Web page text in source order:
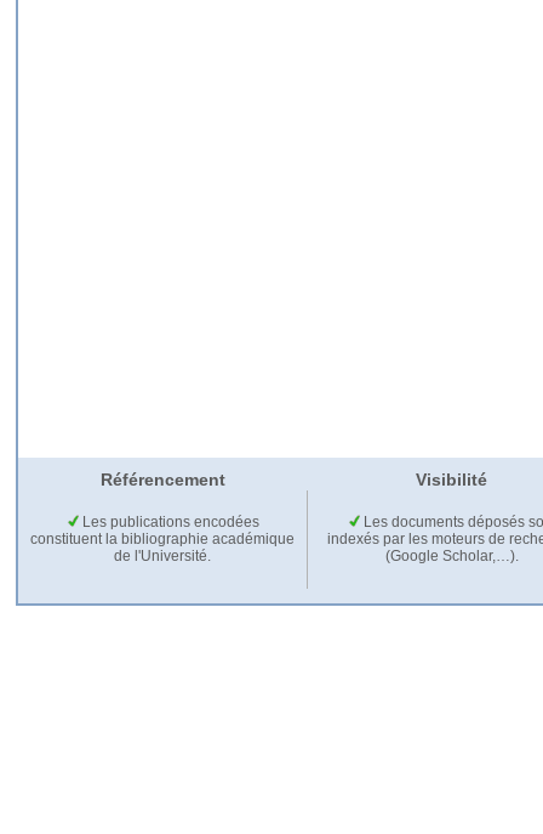
Référencement Visibilité
Les publications encodées
constituent la bibliographie académique
de l'Université.
Les documents déposés
indexés par les moteurs de
(Google Scholar,…).